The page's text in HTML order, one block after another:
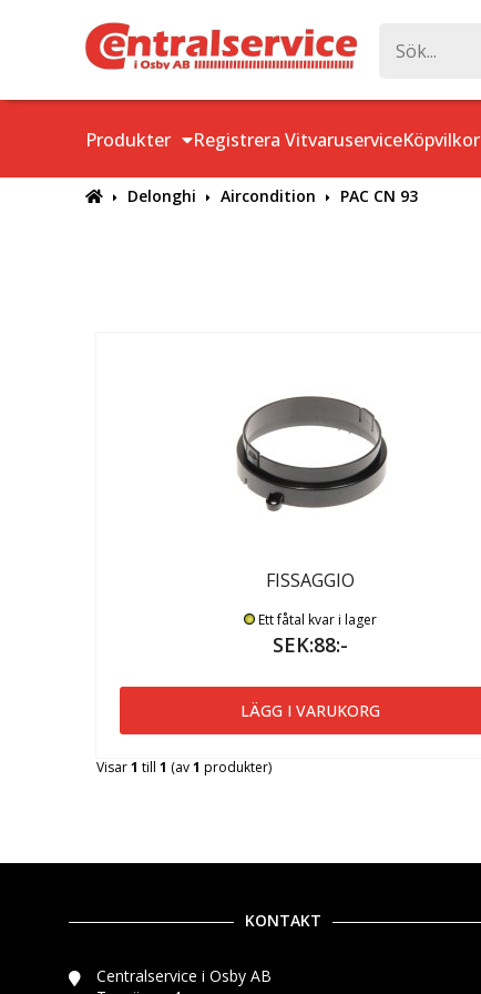
Produkter Registrera VitvaruserviceKöpvilkor
Delonghi Aircondition PAC CN 93
FISSAGGIO
Ett fåtal kvar i lager
SEK:88:-
LÄGG I VARUKORG
Visar1 till 1 (av1 produkter)
KONTAKT
Centralservice i Osby AB